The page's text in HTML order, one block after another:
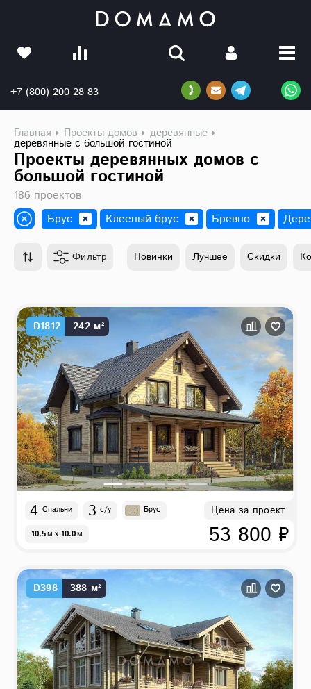
+7 (800) 200-28-83
Главная Проекты домов деревянные
деревянные с большой гостиной
Проекты деревянных домов с
большой гостиной
186 проектов
Брус
Клееный брус Бревно
Фильтр Новинки Лучшее Скидки
D1812 242 м²
4 Спальни 3 с/у Брус
10.5м x 10.0м
Цена за проект
53 800 ₽
D398 388 м²